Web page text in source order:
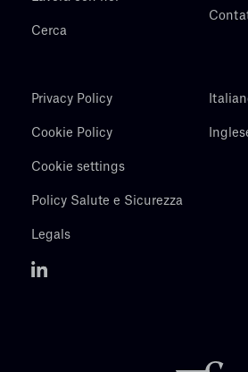
Cerca
Privacy Policy
Cookie Policy
Cookie settings
Policy Salute e Sicurezza
Legals